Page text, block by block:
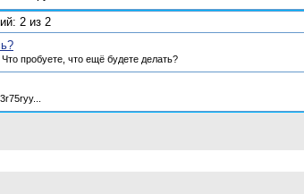
2 из 2
пробуете, что ещё будете делать?